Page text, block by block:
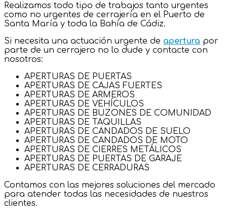
Realizamos todo tipo de trabajos tanto urgentes
como no urgentes de cerrajería en el Puerto de
Santa María y toda la Bahía de Cádiz.
Si necesita una actuación urgente de apertura por
parte de un cerrajero no lo dude y contacte con
nosotros:
APERTURAS DE PUERTAS
APERTURAS DE CAJAS FUERTES
APERTURAS DE ARMEROS
APERTURAS DE VEHÍCULOS
APERTURAS DE BUZONES DE COMUNIDAD
APERTURAS DE TAQUILLAS
APERTURAS DE CANDADOS DE SUELO
APERTURAS DE CANDADOS DE MOTO
APERTURAS DE CIERRES METÁLICOS
APERTURAS DE PUERTAS DE GARAJE
APERTURAS DE CERRADURAS
Contamos con las mejores soluciones del mercado
para atender todas las necesidades de nuestros
clientes.